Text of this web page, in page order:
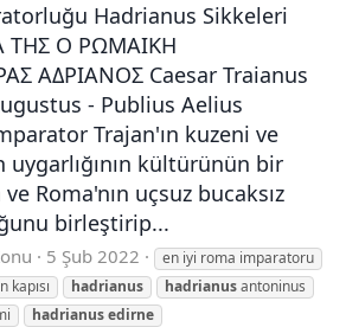
Hadrianus Sikkeleri
ΤΗΣ Ο ΡΩΜΑIΚΗ
ΑΔΡΙΑΝΟΣ Caesar Traianus
- Publius Aelius
Trajan'ın kuzeni ve
uygarlığının kültürünün bir
Roma'nın uçsuz bucaksız
birleştirip...
5 Şub 2022
en iyi roma imparatoru
kapısı hadrianus hadrianusantoninus
hadrianusedirne